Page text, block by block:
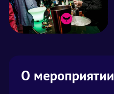
О мероприятии